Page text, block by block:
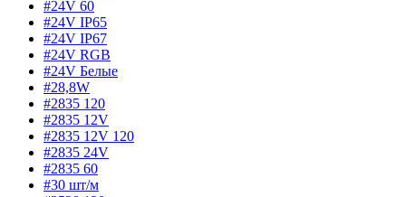
#24V 60
#24V IP65
#24V IP67
#24V RGB
#24V Белые
#28,8W
#2835 120
#2835 12V
#2835 12V 120
#2835 24V
#2835 60
#30 шт/м